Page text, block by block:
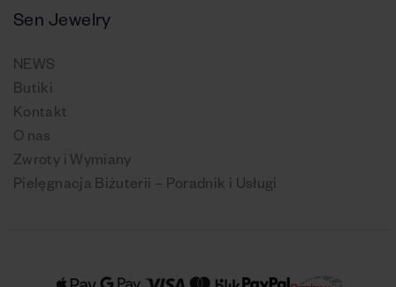
Sen Jewelry
NEWS
Butiki
Kontakt
O nas
Zwroty i Wymiany
Pielęgnacja Biżuterii – Poradnik i Usługi